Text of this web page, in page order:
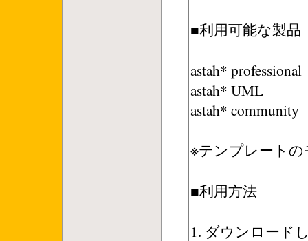
■利用可能な製品
astah* professional
astah* UML
astah* community
※テンプレート
■利用方法
1. ダウンロード